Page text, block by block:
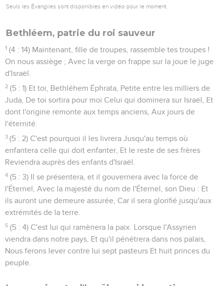
Seuls les Évangiles sont disponibles en vidéo pour le moment.
Bethléem, patrie du roi sauveur
1 (4 : 14) Maintenant, fille de troupes, rassemble tes troupes !
On nous assiège ; Avec la verge on frappe sur la joue le juge
d'Israël.
2 (5 : 1) Et toi, Bethléhem Éphrata, Petite entre les milliers de
Juda, De toi sortira pour moi Celui qui dominera sur Israël, Et
dont l'origine remonte aux temps anciens, Aux jours de
l'éternité.
3 (5 : 2) C'est pourquoi il les livrera Jusqu'au temps où
enfantera celle qui doit enfanter, Et le reste de ses frères
Reviendra auprès des enfants d'Israël.
4 (5 : 3) Il se présentera, et il gouvernera avec la force de
l'Éternel, Avec la majesté du nom de l'Éternel, son Dieu : Et
ils auront une demeure assurée, Car il sera glorifié jusqu'aux
extrémités de la terre.
5 (5 : 4) C'est lui qui ramènera la paix. Lorsque l'Assyrien
viendra dans notre pays, Et qu'il pénétrera dans nos palais,
Nous ferons lever contre lui sept pasteurs Et huit princes du
peuple.